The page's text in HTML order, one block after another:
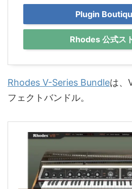
Plugin
Rhodes 公式ス
Rhodes V-Series Bundleは、
フェクトバンドル。